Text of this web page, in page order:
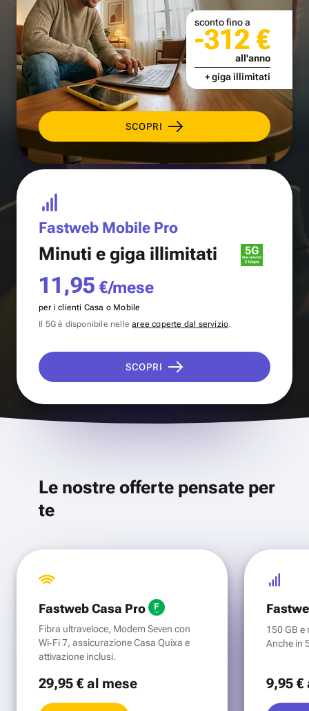
SCOPRI
sconto fino a
-312 €
all'anno
+ giga illimitati
Fastweb Mobile Pro
Minuti e giga illimitati
11,95 €/mese
per i clienti Casa o Mobile
Il 5G è disponibile nellearee coperte dal servizio.
SCOPRI
Le nostre offerte pensate per
te
Fastweb Casa Pro
Fibra ultraveloce, Modem Seven con
Wi‑Fi 7, assicurazione Casa Quixa e
attivazione inclusi.
29,95 €al mese
150 GB e
Anche in
9,95 €